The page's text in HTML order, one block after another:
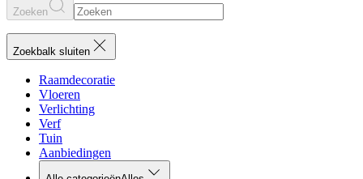
Zoeken
Zoekbalk sluiten
Raamdecoratie
Vloeren
Verlichting
Verf
Tuin
Aanbiedingen